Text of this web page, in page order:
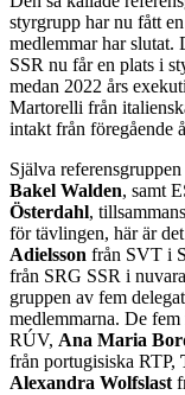
styrgrupp har nu fått
medlemmar har slutat.
SSR nu får en plats i
medan 2022 års
Martorelli från
intakt från föregående
Själva
Bakel Walden, samt
Österdahl,
för tävlingen, här är det
Adielsson från SVT i
från SRG SSR i
gruppen av fem
medlemmarna. De
RÚV, Ana Maria
från portugisiska RTP,
Alexandra Wolfslast